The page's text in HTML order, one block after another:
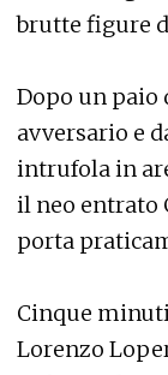
brutte figure
Dopo un
avversario e
intrufola in
il neo entrato
porta
Cinque
Lorenzo